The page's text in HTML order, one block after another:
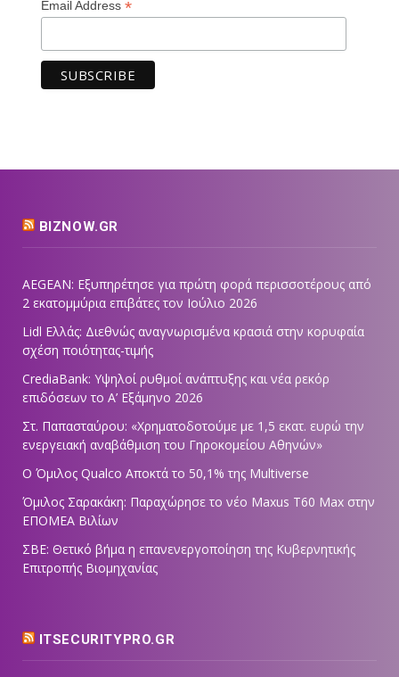
Email Address *
BIZNOW.GR
AEGEAN: Εξυπηρέτησε για πρώτη φορά περισσοτέρους από
2 εκατομμύρια επιβάτες τον Ιούλιο 2026
Lidl Ελλάς: Διεθνώς αναγνωρισμένα κρασιά στην κορυφαία
σχέση ποιότητας-τιμής
CrediaBank: Υψηλοί ρυθμοί ανάπτυξης και νέα ρεκόρ
επιδόσεων το Α’ Εξάμηνο 2026
Στ. Παπασταύρου: «Χρηματοδοτούμε με 1,5 εκατ. ευρώ την
ενεργειακή αναβάθμιση του Γηροκομείου Αθηνών»
Ο Όμιλος Qualco Αποκτά το 50,1% της Multiverse
Όμιλος Σαρακάκη: Παραχώρησε το νέο Maxus T60 Max στην
ΕΠΟΜΕΑ Βιλίων
ΣΒΕ: Θετικό βήμα η επανενεργοποίηση της Κυβερνητικής
Επιτροπής Βιομηχανίας
ITSECURITYPRO.GR